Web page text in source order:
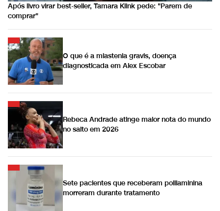
Após livro virar best-seller, Tamara Klink pede: "Parem de
comprar"
O que é a miastenia gravis, doença
diagnosticada em Alex Escobar
Rebeca Andrade atinge maior nota do mundo
no salto em 2026
Sete pacientes que receberam polilaminina
morreram durante tratamento